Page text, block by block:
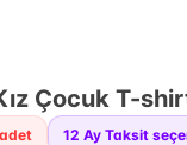
Çocuk T-
adet 12 Ay Taksit